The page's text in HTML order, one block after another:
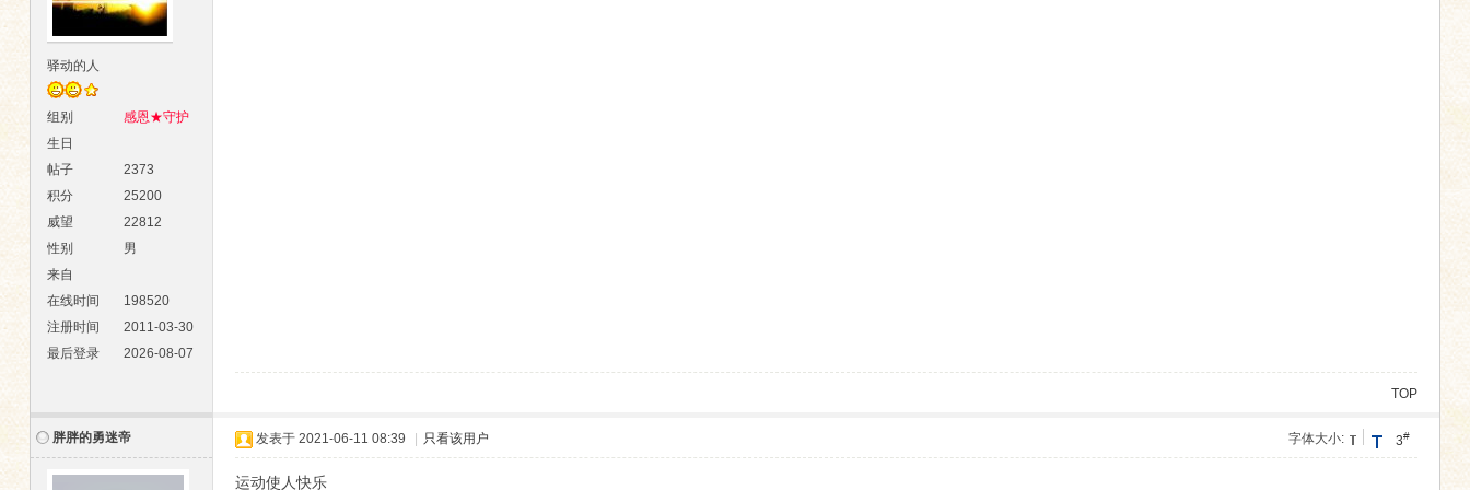
驿动的人
组别
感恩★守护
生日
帖子
2373
积分
25200
威望
22812
性别
男
来自
在线时间
198520
注册时间
2011-03-30
最后登录
2026-08-07
TOP
胖胖的勇迷帝 3#
字体大小:
发表于 2021-06-11 08:39 只看该用户
运动使人快乐